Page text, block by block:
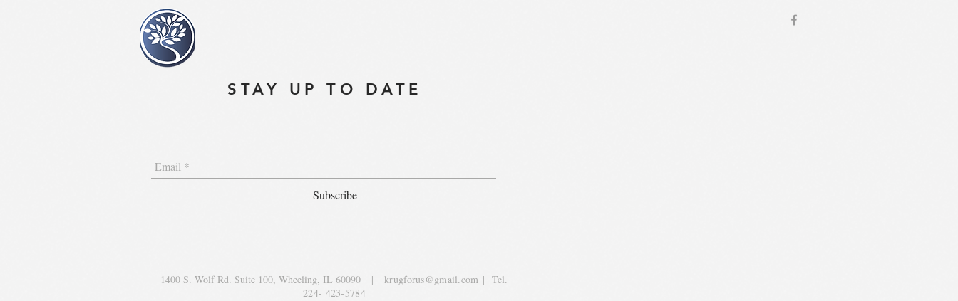
STAY UP TO DATE
Subscribe
1400 S. Wolf Rd. Suite 100, Wheeling, IL 60090 |krugforus@gmail.com | Tel.
224- 423-5784